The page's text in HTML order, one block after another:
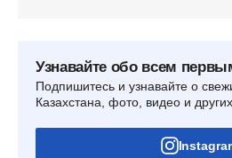
Узнавайте обо всем
Подпишитесь и узнавайте о
Казахстана, фото, видео и